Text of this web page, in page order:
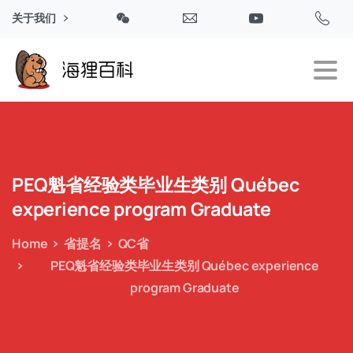
关于我们
PEQ魁省经验类毕业生类别Québec
experienceprogramGraduate
Home 省提名
QC省
PEQ魁省经验类毕业生类别 Québec experience
program Graduate